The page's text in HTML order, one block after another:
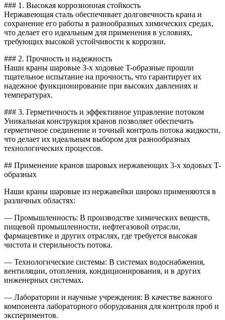
### 1. Высокая коррозионная стойкость
Нержавеющая сталь обеспечивает долговечность крана и
сохранение его работы в разнообразных химических средах,
что делает его идеальным для применения в условиях,
требующих высокой устойчивости к коррозии.
### 2. Прочность и надежность
Наши краны шаровые 3-х ходовые T-образные прошли
тщательное испытание на прочность, что гарантирует их
надежное функционирование при высоких давлениях и
температурах.
### 3. Герметичность и эффективное управление потоком
Уникальная конструкция кранов позволяет обеспечить
герметичное соединение и точный контроль потока жидкости,
что делает их идеальным выбором для разнообразных
технологических процессов.
## Применение кранов шаровых нержавеющих 3-х ходовых T-
образных
Наши краны шаровые из нержавейки широко применяются в
различных областях:
— Промышленность: В производстве химических веществ,
пищевой промышленности, нефтегазовой отрасли,
фармацевтике и других отраслях, где требуется высокая
чистота и стерильность потока.
— Технологические системы: В системах водоснабжения,
вентиляции, отопления, кондиционирования, и в других
инженерных системах.
— Лаборатории и научные учреждения: В качестве важного
компонента лабораторного оборудования для контроля проб и
экспериментов.